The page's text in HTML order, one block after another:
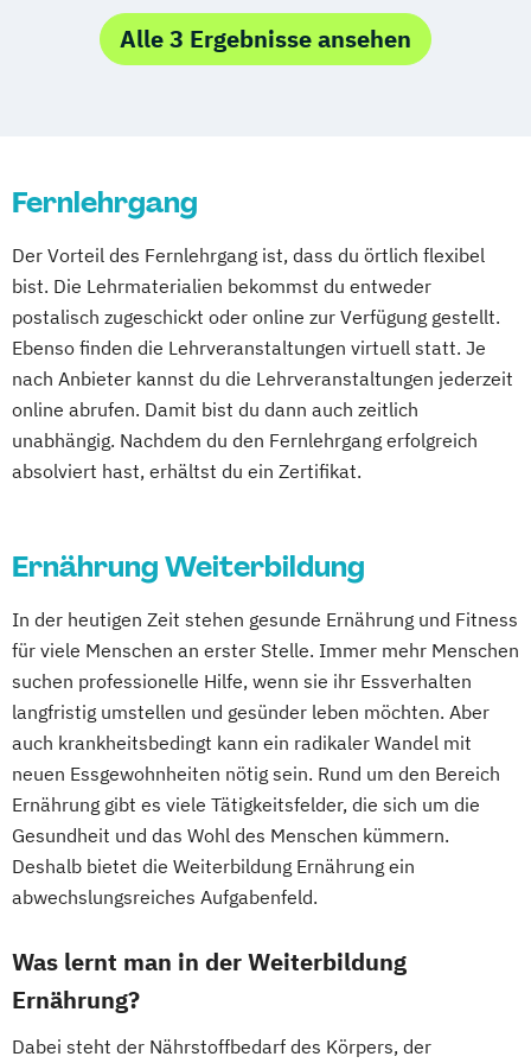
Waldbaden-Coach & Kursleiter/in:
Waldbaden
Ernährungsberater für Kinder
Ernährungsberater für Schwangere
Ernährungsberater für Sportler A-Lizenz
(inkl. Ernährung C-Lizenz und
Ernährungsberater für Sportler)
Ernährungsberater für vegane Ernährung
Ernährungsberater für vegetarische
Ernährung
Ernährungsberater/in A-Lizenz
Ernährungsberater/in B-Lizenz
Ernährungsfachwirt/in
Fachkraft für Betriebliches
Gesundheitsmanagement
Fachtrainer/in für Sportrehabilitation
Fachwirt/in für Prävention und
Gesundheitsförderung (IHK)
Fachwirt/in im Gesundheits- und
Sozialwesen (IHK)
Food Coach
Ganzheitlicher Ernährungsberater
Geprüfter Ernährungsfachwirt
Geprüfter Fachwirt für Prävention und
Geprüfter Fachwirt im Betrieblichen
Gesundheitsmanagement
Gesundheitscoach
Bingen
Betreuungskraft nach §§ 43b
53c SGB XI
Biochemie nach Dr. Schüßler / Schüßler-
"Lebensmittelunverträglichkeiten und -
Ernährungsberater/in Fachrichtung
„Ernährung in besonderen Lebensphasen“
Ernährungsberater/in für Sportler/innen
Ernährungsberater/in mit der Fachrichtung
Fachkraft für Osteoporose-Prophylaxe
Gesundheitspädagoge/-in -
Gesundheitsberater/-in Fachrichtung
Gesundheitspädagoge/-in -
Gesundheitsberater/-in Fachrichtung
"Ernährung in besonderen Lebensphasen"
Gesundheitspädagoge/-in -
Gesundheitsberater/-in Fachrichtung
"Heilpflanzenkunde"
Gesundheitspädagoge/-in -
Gesundheitsberater/-in mit Fachrichtung
"Lebensmittelunverträglichkeiten"
Grundlagen der Ernährungsmedizin
Grundlagen der Phytotherapie
Alle 3 Ergebnisse ansehen
Fernlehrgang
Der Vorteil des Fernlehrgang ist, dass du örtlich flexibel
bist. Die Lehrmaterialien bekommst du entweder
postalisch zugeschickt oder online zur Verfügung gestellt.
Ebenso finden die Lehrveranstaltungen virtuell statt. Je
nach Anbieter kannst du die Lehrveranstaltungen jederzeit
online abrufen. Damit bist du dann auch zeitlich
unabhängig. Nachdem du den Fernlehrgang erfolgreich
absolviert hast, erhältst du ein Zertifikat.
Ernährung Weiterbildung
In der heutigen Zeit stehen gesunde Ernährung und Fitness
für viele Menschen an erster Stelle. Immer mehr Menschen
suchen professionelle Hilfe, wenn sie ihr Essverhalten
langfristig umstellen und gesünder leben möchten. Aber
auch krankheitsbedingt kann ein radikaler Wandel mit
neuen Essgewohnheiten nötig sein. Rund um den Bereich
Ernährung gibt es viele Tätigkeitsfelder, die sich um die
Gesundheit und das Wohl des Menschen kümmern.
Deshalb bietet die Weiterbildung Ernährung ein
abwechslungsreiches Aufgabenfeld.
Was lernt man in der Weiterbildung
Ernährung?
Dabei steht der Nährstoffbedarf des Körpers, der